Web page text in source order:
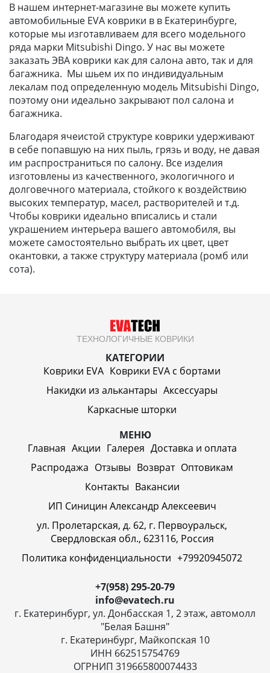
В нашем интернет-магазине вы можете купить
автомобильные EVA коврики в в Екатеринбурге,
которые мы изготавливаем для всего модельного
ряда марки Mitsubishi Dingo. У нас вы можете
заказать ЭВА коврики как для салона авто, так и для
багажника. Мы шьем их по индивидуальным
лекалам под определенную модель Mitsubishi Dingo,
поэтому они идеально закрывают пол салона и
багажника.
Благодаря ячеистой структуре коврики удерживают
в себе попавшую на них пыль, грязь и воду, не давая
им распространиться по салону. Все изделия
изготовлены из качественного, экологичного и
долговечного материала, стойкого к воздействию
высоких температур, масел, растворителей и т.д.
Чтобы коврики идеально вписались и стали
украшением интерьера вашего автомобиля, вы
можете самостоятельно выбрать их цвет, цвет
окантовки, а также структуру материала (ромб или
сота).
ТЕХНОЛОГИЧНЫЕ КОВРИКИ
КАТЕГОРИИ
Коврики EVA Коврики EVA c бортами
Накидки из алькантары Аксессуары
Каркасные шторки
МЕНЮ
Главная Акции Галерея Доставка и оплата
Распродажа Отзывы Возврат Оптовикам
Контакты Вакансии
ИП Синицин Александр Алексеевич
ул. Пролетарская, д. 62, г. Первоуральск,
Свердловская обл., 623116, Россия
Политика конфиденциальности +79920945072
+7(958) 295-20-79
info@evatech.ru
г. Екатеринбург, ул. Донбасская 1, 2 этаж, автомолл
"Белая Башня"
г. Екатеринбург, Майкопская 10
ИНН 662515754769
ОГРНИП 319665800074433